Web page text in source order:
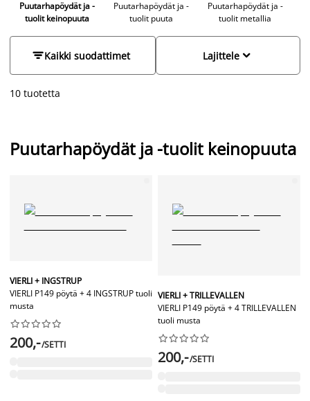
polyrottinkista, metallista ja artwoodista löydät JYSKistä
edulliseen hintaan ja laajasta valikoimasta.
Puutarhapöydät ja -
tuolit keinopuuta
Puutarhapöydät ja -
tuolit puuta
Puutarhapöydät ja -
tuolit metallia
Kaikki suodattimet 
Lajittele
10 tuotetta
Puutarhapöydät ja -tuolit keinopuuta
VIERLI + INGSTRUP
VIERLI P149 pöytä + 4 INGSTRUP tuoli
musta






200,-/SETTI
VIERLI + TRILLEVALLEN
VIERLI P149 pöytä + 4 TRILLEVALLEN
tuoli musta






200,-/SETTI